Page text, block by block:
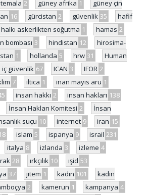
2 güney afrika 1
güney çin
16 gürcistan 2 güvenlik 35
hafif
halkı askerlikten soğutma 1 hamas 2
bombası 3 hindistan 12
hirosima-
1 hollanda 5 hrw 31
Human
iç güvenlik 67 ICAN 3 IFOR 2
7 iltica 1 inan mayıs aru 1
insan hakkı 2 insan hakları 138
İnsan Hakları Komitesi 2
İnsan
suçu 10 internet 9 iran 15
18 islam 5 ispanya 9 israil 231
italya 8 izlanda 3 izleme 4
28 ırkçılık 10 ışid 53
37 jitem 1 kadın 101
kadın
2 kamerun 1 kampanya 4